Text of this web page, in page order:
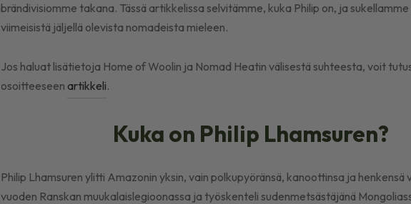
brändivisiomme takana. Tässä artikkelissa selvitämme, kuka Philip on, ja
viimeisistä jäljellä olevista nomadeista mieleen.
Jos haluat lisätietoja Home of Woolin ja Nomad Heatin välisestä suhteesta, voit
osoitteeseen artikkeli.
Kuka on Philip Lhamsuren?
Philip Lhamsuren ylitti Amazonin yksin, vain polkupyöränsä, kanoottinsa ja henkensä
vuoden Ranskan muukalaislegioonassa ja työskenteli sudenmetsästäjänä